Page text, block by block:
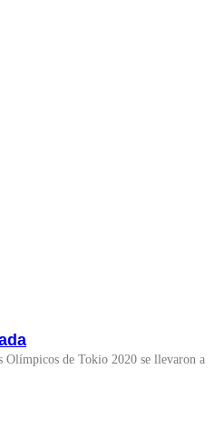
de Tokio 2020 se llevaron a